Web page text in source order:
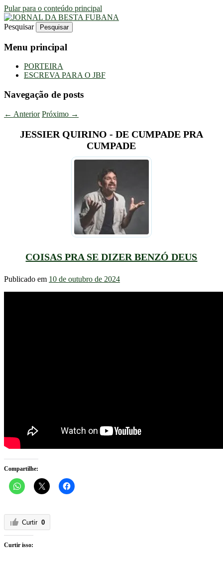
Pular para o conteúdo principal
JORNAL DA BESTA FUBANA
Uma Gazeta Escrota
Pesquisar
Menu principal
PORTEIRA
ESCREVA PARA O JBF
Navegação de posts
← Anterior Próximo →
JESSIER QUIRINO - DE CUMPADE PRA
CUMPADE
COISAS PRA SE DIZER BENZÓ DEUS
Publicado em 10 de outubro de 2024
Compartilhe:
Curtir 0
Curtir isso: